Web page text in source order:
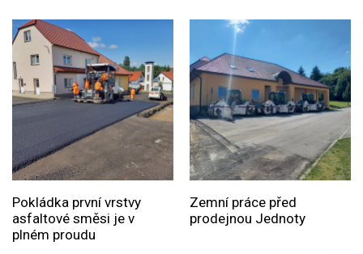
Pokládka první vrstvy
asfaltové směsi je v
plném proudu
Zemní práce před
prodejnou Jednoty